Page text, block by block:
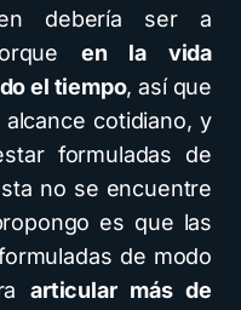
debería ser a
en la vida
el tiempo, así que
cotidiano, y
formuladas de
no se encuentre
es que las
de modo
articular más de